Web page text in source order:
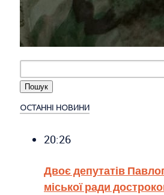
ОСТАННІ НОВИНИ
20:26
Двоє депутатів
міської ради